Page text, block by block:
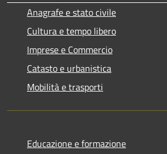
Anagrafe e stato civile
Cultura e tempo libero
Imprese e Commercio
Catasto e urbanistica
Mobilità e trasporti
Educazione e formazione